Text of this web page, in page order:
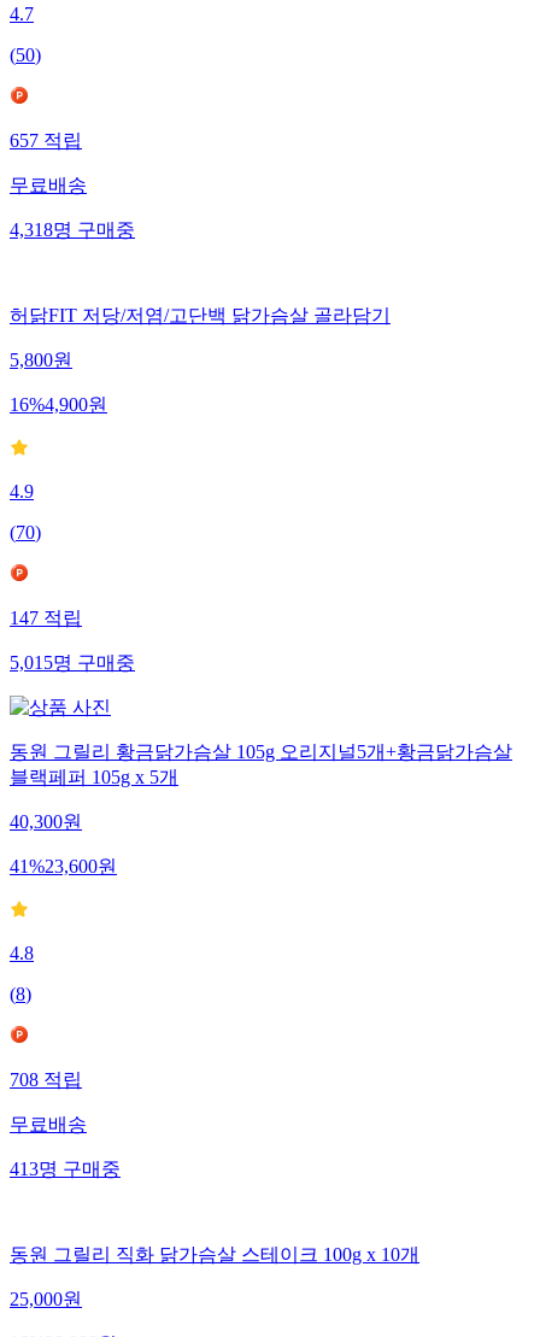
4.7
(50)
657적립
무료배송
4,318명구매중
허닭FIT 저당/저염/고단백 닭가슴살 골라담기
5,800원
16%4,900원
4.9
(70)
147적립
5,015명구매중
동원 그릴리 황금닭가슴살 105g 오리지널5개+황금닭가슴살
블랙페퍼 105g x 5개
40,300원
41%23,600원
4.8
(8)
708적립
무료배송
413명구매중
동원 그릴리 직화 닭가슴살 스테이크 100g x 10개
25,000원